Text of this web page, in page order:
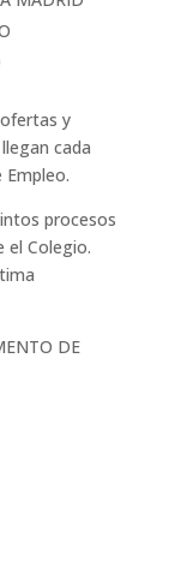
y
cada
procesos
el Colegio.
DE